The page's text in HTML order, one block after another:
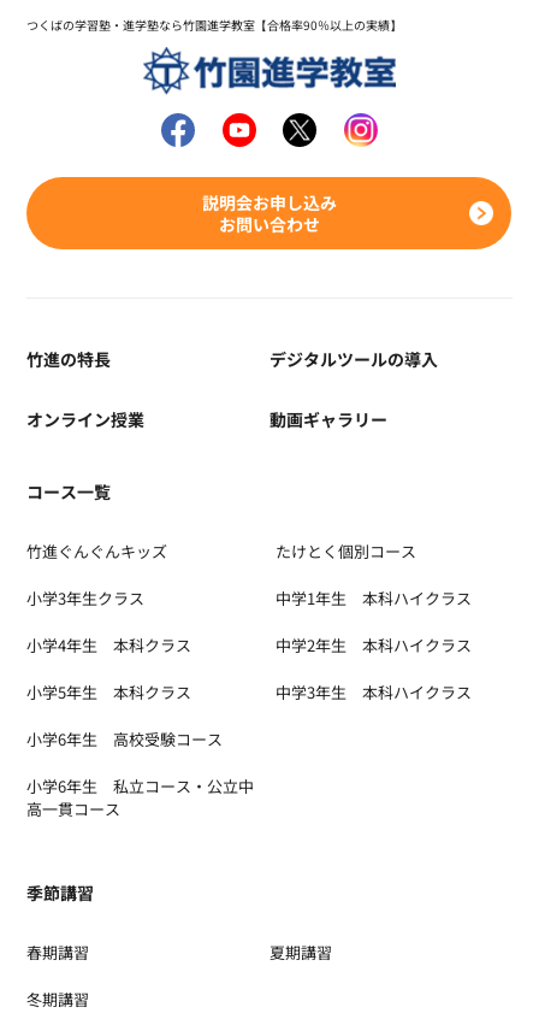
つくばの学習塾・進学塾なら竹園進学教室【合格率90％以上の実績】
説明会お申し込み
お問い合わせ
竹進の特長 デジタルツールの導入
オンライン授業 動画ギャラリー
コース一覧
竹進ぐんぐんキッズ
小学3年生クラス
小学4年生 本科クラス
小学5年生 本科クラス
小学6年生 高校受験コース
小学6年生 私立コース・公立中
高一貫コース
たけとく個別コース
中学1年生 本科ハイクラス
中学2年生 本科ハイクラス
中学3年生 本科ハイクラス
季節講習
春期講習 夏期講習
冬期講習